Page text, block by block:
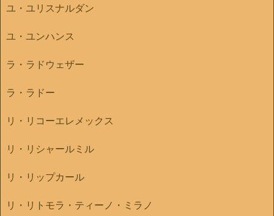
ユ・ユリスナルダン
ユ・ユンハンス
ラ・ラドウェザー
ラ・ラドー
リ・リコーエレメックス
リ・リシャールミル
リ・リップカール
リ・リトモラ・ティーノ・ミラノ